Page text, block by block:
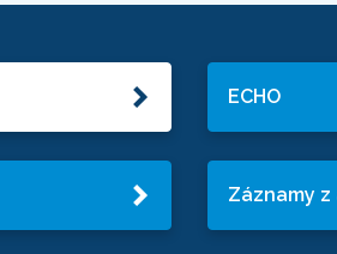
ECHO
Záznamy z